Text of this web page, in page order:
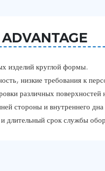
изделий круглой формы.
низкие требования к
различных поверхностей
стороны и внутреннего
длительный срок службы